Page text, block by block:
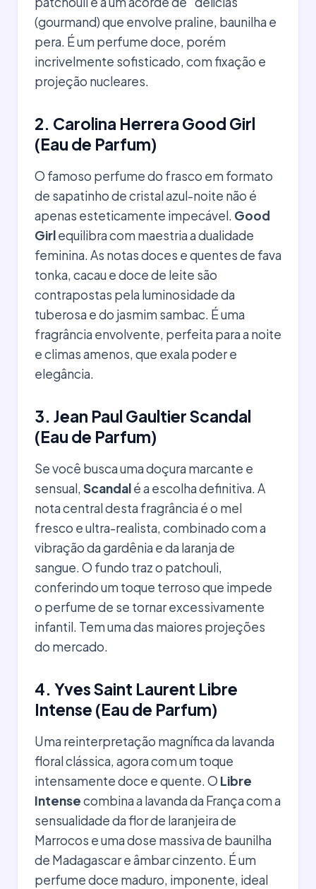
(gourmand) que envolve praline, baunilha e
pera. É um perfume doce, porém
incrivelmente sofisticado, com fixação e
projeção nucleares.
2. Carolina Herrera Good Girl
(Eau de Parfum)
O famoso perfume do frasco em formato
de sapatinho de cristal azul-noite não é
apenas esteticamente impecável. Good
Girlequilibra com maestria a dualidade
feminina. As notas doces e quentes de fava
tonka, cacau e doce de leite são
contrapostas pela luminosidade da
tuberosa e do jasmim sambac. É uma
fragrância envolvente, perfeita para a noite
e climas amenos, que exala poder e
elegância.
3. Jean Paul Gaultier Scandal
(Eau de Parfum)
Se você busca uma doçura marcante e
sensual, Scandalé a escolha definitiva. A
nota central desta fragrância é o mel
fresco e ultra-realista, combinado com a
vibração da gardênia e da laranja de
sangue. O fundo traz o patchouli,
conferindo um toque terroso que impede
o perfume de se tornar excessivamente
infantil. Tem uma das maiores projeções
do mercado.
4. Yves Saint Laurent Libre
Intense (Eau de Parfum)
Uma reinterpretação magnífica da lavanda
floral clássica, agora com um toque
intensamente doce e quente. O Libre
Intensecombina a lavanda da França com a
sensualidade da flor de laranjeira de
Marrocos e uma dose massiva de baunilha
de Madagascar e âmbar cinzento. É um
perfume doce maduro, imponente, ideal